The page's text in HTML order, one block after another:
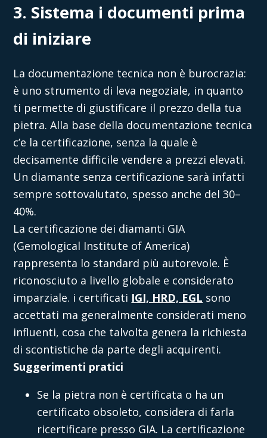
3. Sistema i documenti prima
di iniziare
La documentazione tecnica non è burocrazia:
è uno strumento di leva negoziale, in quanto
ti permette di giustificare il prezzo della tua
pietra. Alla base della documentazione tecnica
c’e la certificazione, senza la quale è
decisamente difficile vendere a prezzi elevati.
Un diamante senza certificazione sarà infatti
sempre sottovalutato, spesso anche del 30–
40%.
La certificazione dei diamanti GIA
(Gemological Institute of America)
rappresenta lo standard più autorevole. È
riconosciuto a livello globale e considerato
imparziale. i certificati IGI, HRD, EGL sono
accettati ma generalmente considerati meno
influenti, cosa che talvolta genera la richiesta
di scontistiche da parte degli acquirenti.
Suggerimenti pratici
Se la pietra non è certificata o ha un
certificato obsoleto, considera di farla
ricertificare presso GIA. La certificazione